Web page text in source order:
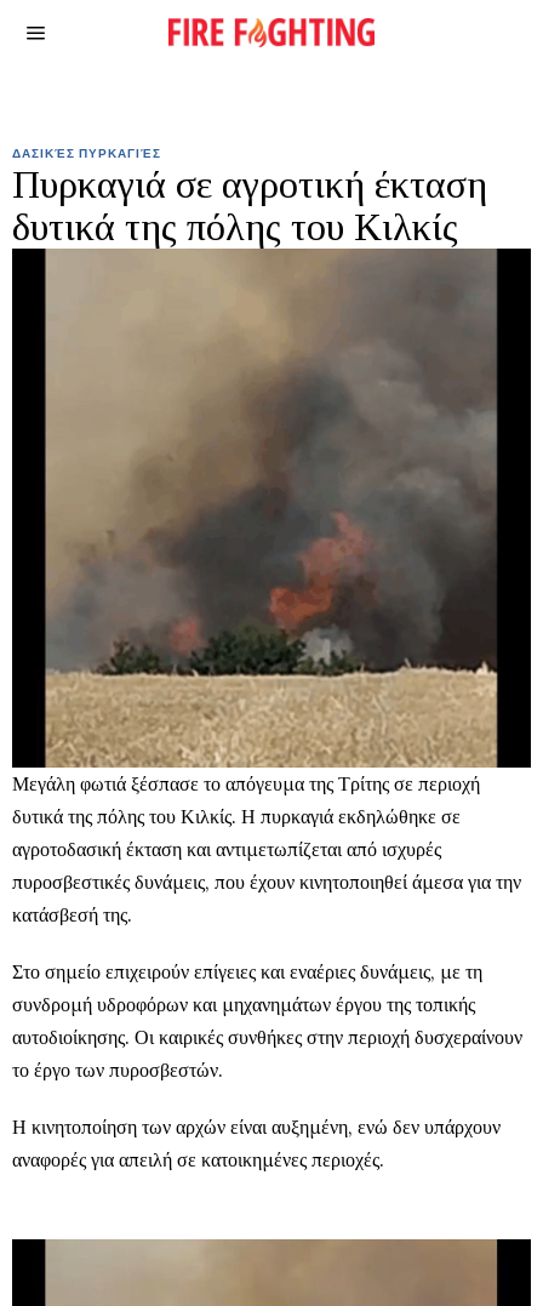
ΔΑΣΙΚΈΣ ΠΥΡΚΑΓΙΈΣ
Πυρκαγιά σε αγροτική έκταση
δυτικά της πόλης του Κιλκίς
Μεγάλη φωτιά ξέσπασε το απόγευμα της Τρίτης σε περιοχή
δυτικά της πόλης του Κιλκίς. Η πυρκαγιά εκδηλώθηκε σε
αγροτοδασική έκταση και αντιμετωπίζεται από ισχυρές
πυροσβεστικές δυνάμεις, που έχουν κινητοποιηθεί άμεσα για την
κατάσβεσή της.
Στο σημείο επιχειρούν επίγειες και εναέριες δυνάμεις, με τη
συνδρομή υδροφόρων και μηχανημάτων έργου της τοπικής
αυτοδιοίκησης. Οι καιρικές συνθήκες στην περιοχή δυσχεραίνουν
το έργο των πυροσβεστών.
Η κινητοποίηση των αρχών είναι αυξημένη, ενώ δεν υπάρχουν
αναφορές για απειλή σε κατοικημένες περιοχές.